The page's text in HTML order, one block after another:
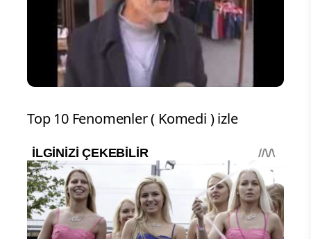
Top 10 Fenomenler ( Komedi ) izle